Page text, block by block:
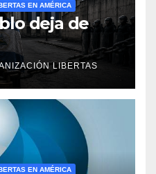
EN AMÉRICA
deja de
LIBERTAS
EN AMÉRICA